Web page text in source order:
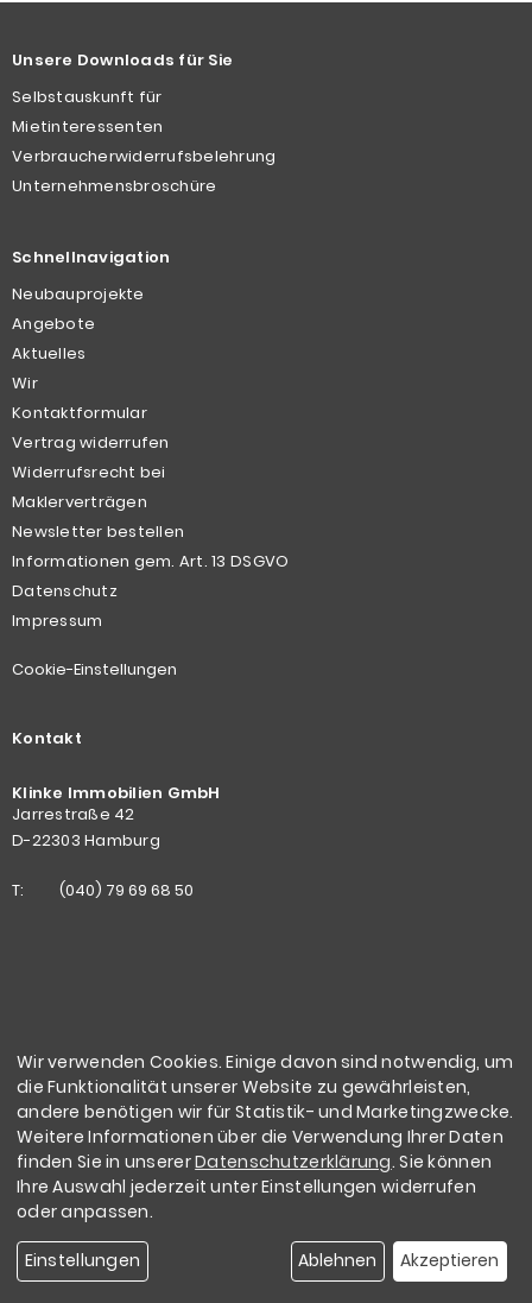
Unsere Downloads für Sie
Selbstauskunft für
Mietinteressenten
Verbraucherwiderrufsbelehrung
Unternehmensbroschüre
Schnellnavigation
Neubauprojekte
Angebote
Aktuelles
Wir
Kontaktformular
Vertrag widerrufen
Widerrufsrecht bei
Maklerverträgen
Newsletter bestellen
Informationen gem. Art. 13 DSGVO
Datenschutz
Impressum
Cookie-Einstellungen
Kontakt
Klinke Immobilien GmbH
Jarrestraße 42
D-22303 Hamburg
T: (040) 79 69 68 50
Copyright
Klinke Immobilien GmbH | 2026
Wir verwenden Cookies. Einige davon sind notwendig, um
die Funktionalität unserer Website zu gewährleisten,
andere benötigen wir für Statistik- und Marketingzwecke.
Weitere Informationen über die Verwendung Ihrer Daten
finden Sie in unsererDatenschutzerklärung. Sie können
Ihre Auswahl jederzeit unter Einstellungen widerrufen
oder anpassen.
Einstellungen Ablehnen Akzeptieren